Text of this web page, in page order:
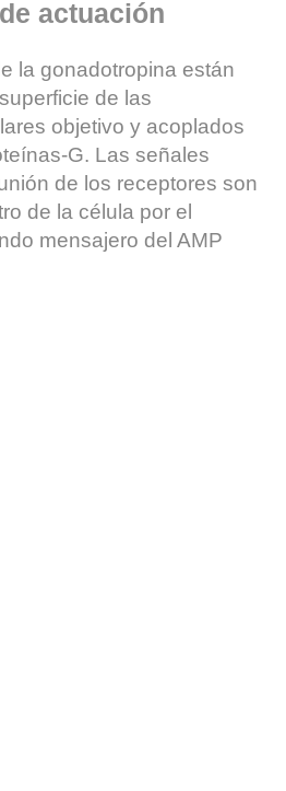
actuación
la gonadotropina están
de las
objetivo y acoplados
G. Las señales
de los receptores son
de la célula por el
mensajero del AMP